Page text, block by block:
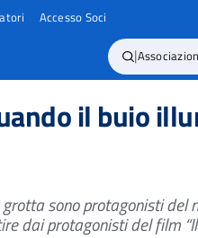
Accesso Soci
|
il buio
sono protagonistidel
dai protagonisti del film